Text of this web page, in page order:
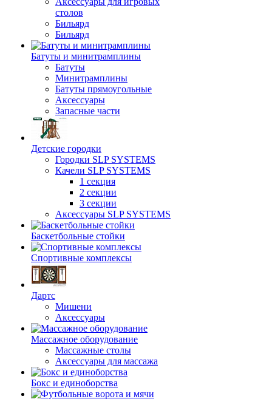
столов
Бильяpд
Бильяpд
Батуты и минитрамплины
Батуты
Минитрамплины
Батуты прямоугольные
Аксессуары
Запасные части
Детские городки
Городки SLP SYSTEMS
Качели SLP SYSTEMS
1 секция
2 секции
3 секции
Аксессуары SLP SYSTEMS
Баскетбольные стойки
Спортивные комплексы
Дартс
Мишени
Аксессуары
Массажное оборудование
Массажные столы
Аксессуары для массажа
Бокс и единоборства